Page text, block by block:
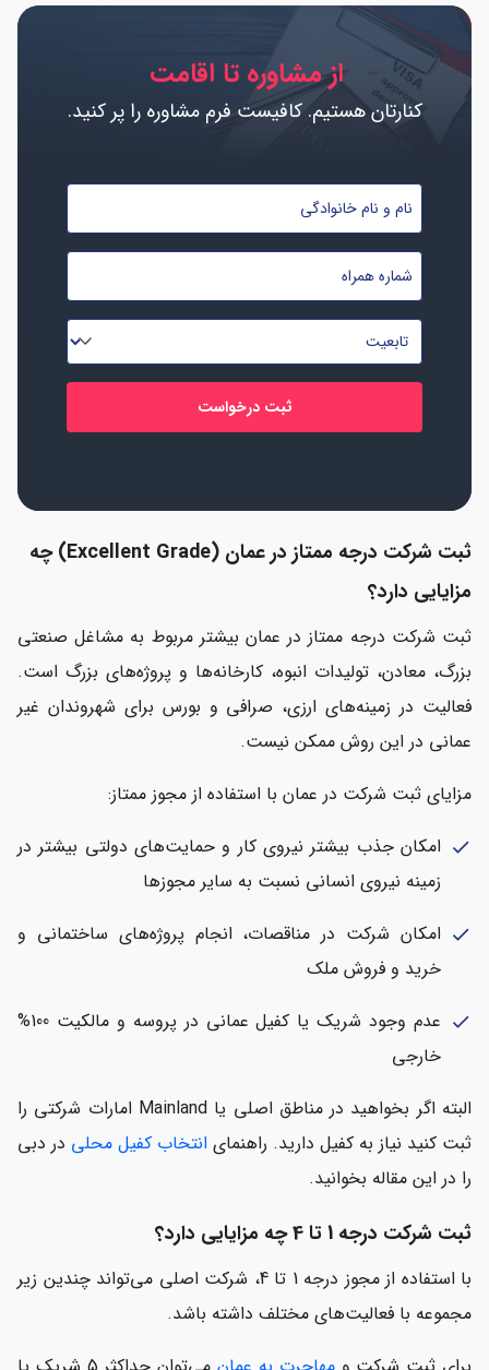
از مشاوره تا اقامت
کنارتان هستیم. کافیست فرم مشاوره را پر کنید.
نام
نام
خانوادگی
*
شماره
موبایل
*
تابعیت
*
ثبت شرکت درجه ممتاز در عمان (Excellent Grade) چه
مزایایی دارد؟
ثبت شرکت درجه ممتاز در عمان بیشتر مربوط به مشاغل صنعتی
بزرگ، معادن، تولیدات انبوه، کارخانه‌ها و پروژه‌های بزرگ است.
فعالیت در زمینه‌های ارزی، صرافی و بورس برای شهروندان غیر
عمانی در این روش ممکن نیست.
مزایای ثبت شرکت در عمان با استفاده از مجوز ممتاز:
check امکان جذب بیشتر نیروی کار و حمایت‌های دولتی بیشتر در
زمینه نیروی انسانی نسبت به سایر مجوزها
check امکان شرکت در مناقصات، انجام پروژه‌های ساختمانی و
خرید و فروش ملک
check
عدم وجود شریک یا کفیل عمانی در پروسه و مالکیت 100%
خارجی
البته اگر بخواهید در مناطق اصلی یا Mainland امارات شرکتی را
ثبت کنید نیاز به کفیل دارید. راهنمای انتخاب کفیل محلی در دبی
را در این مقاله بخوانید.
ثبت شرکت درجه 1 تا 4 چه مزایایی دارد؟
با استفاده از مجوز درجه 1 تا 4، شرکت اصلی می‌تواند چندین زیر
مجموعه با فعالیت‌های مختلف داشته باشد.